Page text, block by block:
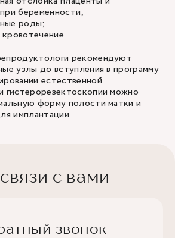
беременности;
роды;
рекомендуют
узлы до вступления в программу
естественной
гистерорезектоскопии можно
форму полости матки и
имплантации.
с вами
звонок